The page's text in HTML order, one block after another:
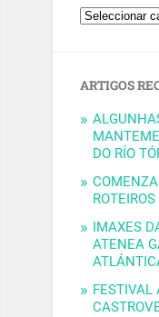
ARTIGOS
DO RÍO
ROTEIROS
IMAXES
ATENEA
FESTIVAL